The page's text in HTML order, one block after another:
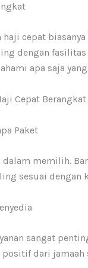
cepat
dengan
apa saja
Cepat Berangkat
Paket
memilih.
sesuai dengan
sangat
dari jamaah